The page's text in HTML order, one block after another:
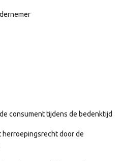
consument tijdens de bedenktijd
door de